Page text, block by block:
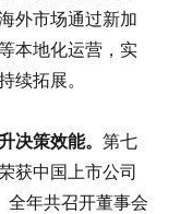
外市场通过新加
本地化运营，实
续拓展。
策效能。 第七
获中国上市公司
全年共召开董事会